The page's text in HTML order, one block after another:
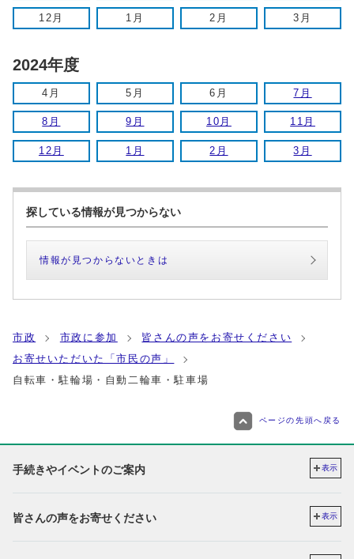
12月 1月 2月 3月
2024年度
4月 5月 6月 7月
8月 9月 10月 11月
12月 1月 2月 3月
探している情報が見つからない
情報が見つからないときは
市政 市政に参加
皆さんの声をお寄せください
お寄せいただいた「市民の声」
自転車・駐輪場・自動二輪車・駐車場
ページの先頭へ戻る
手続きやイベントのご案内 表示
皆さんの声をお寄せください 表示